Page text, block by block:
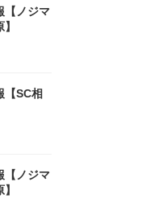
【ノジマ
【SC相
【ノジマ